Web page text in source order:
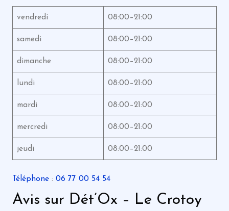
vendredi 08:00–21:00
samedi 08:00–21:00
dimanche 08:00–21:00
lundi 08:00–21:00
mardi 08:00–21:00
mercredi 08:00–21:00
jeudi 08:00–21:00
Téléphone: 06 77 00 54 54
Avis sur Dét’Ox – Le Crotoy